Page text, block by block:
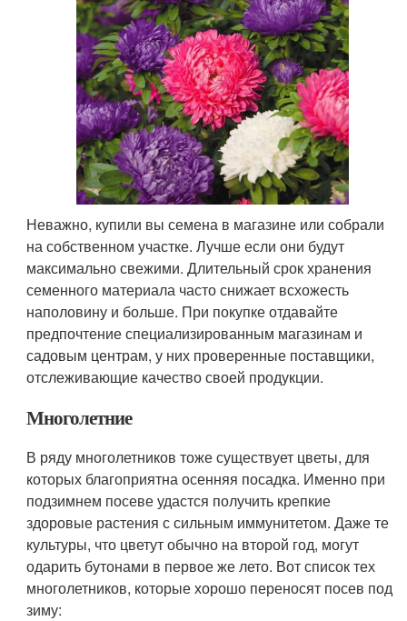
Неважно, купили вы семена в магазине или собрали
на собственном участке. Лучше если они будут
максимально свежими. Длительный срок хранения
семенного материала часто снижает всхожесть
наполовину и больше. При покупке отдавайте
предпочтение специализированным магазинам и
садовым центрам, у них проверенные поставщики,
отслеживающие качество своей продукции.
Многолетние
В ряду многолетников тоже существует цветы, для
которых благоприятна осенняя посадка. Именно при
подзимнем посеве удастся получить крепкие
здоровые растения с сильным иммунитетом. Даже те
культуры, что цветут обычно на второй год, могут
одарить бутонами в первое же лето. Вот список тех
многолетников, которые хорошо переносят посев под
зиму: